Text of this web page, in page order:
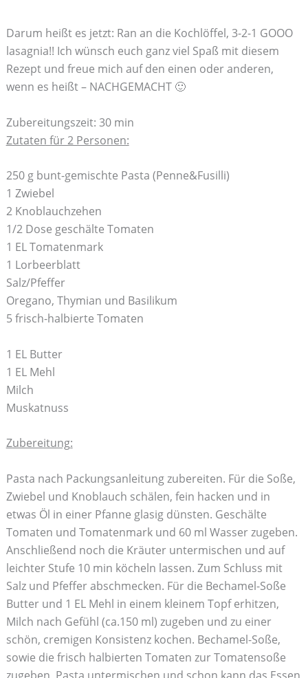
Darum heißt es jetzt: Ran an die Kochlöffel, 3-2-1 GOOO
lasagnia!! Ich wünsch euch ganz viel Spaß mit diesem
Rezept und freue mich auf den einen oder anderen,
wenn es heißt – NACHGEMACHT 🙂
Zubereitungszeit: 30 min
Zutaten für 2 Personen:
250 g bunt-gemischte Pasta (Penne&Fusilli)
1 Zwiebel
2 Knoblauchzehen
1/2 Dose geschälte Tomaten
1 EL Tomatenmark
1 Lorbeerblatt
Salz/Pfeffer
Oregano, Thymian und Basilikum
5 frisch-halbierte Tomaten
1 EL Butter
1 EL Mehl
Milch
Muskatnuss
Zubereitung:
Pasta nach Packungsanleitung zubereiten. Für die Soße,
Zwiebel und Knoblauch schälen, fein hacken und in
etwas Öl in einer Pfanne glasig dünsten. Geschälte
Tomaten und Tomatenmark und 60 ml Wasser zugeben.
Anschließend noch die Kräuter untermischen und auf
leichter Stufe 10 min köcheln lassen. Zum Schluss mit
Salz und Pfeffer abschmecken. Für die Bechamel-Soße
Butter und 1 EL Mehl in einem kleinem Topf erhitzen,
Milch nach Gefühl (ca.150 ml) zugeben und zu einer
schön, cremigen Konsistenz kochen. Bechamel-Soße,
sowie die frisch halbierten Tomaten zur Tomatensoße